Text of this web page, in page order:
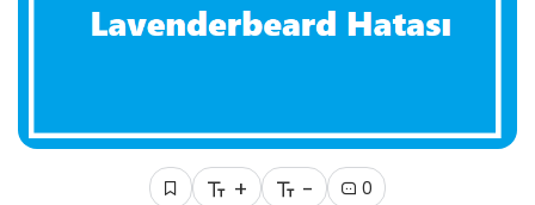
+ - 0